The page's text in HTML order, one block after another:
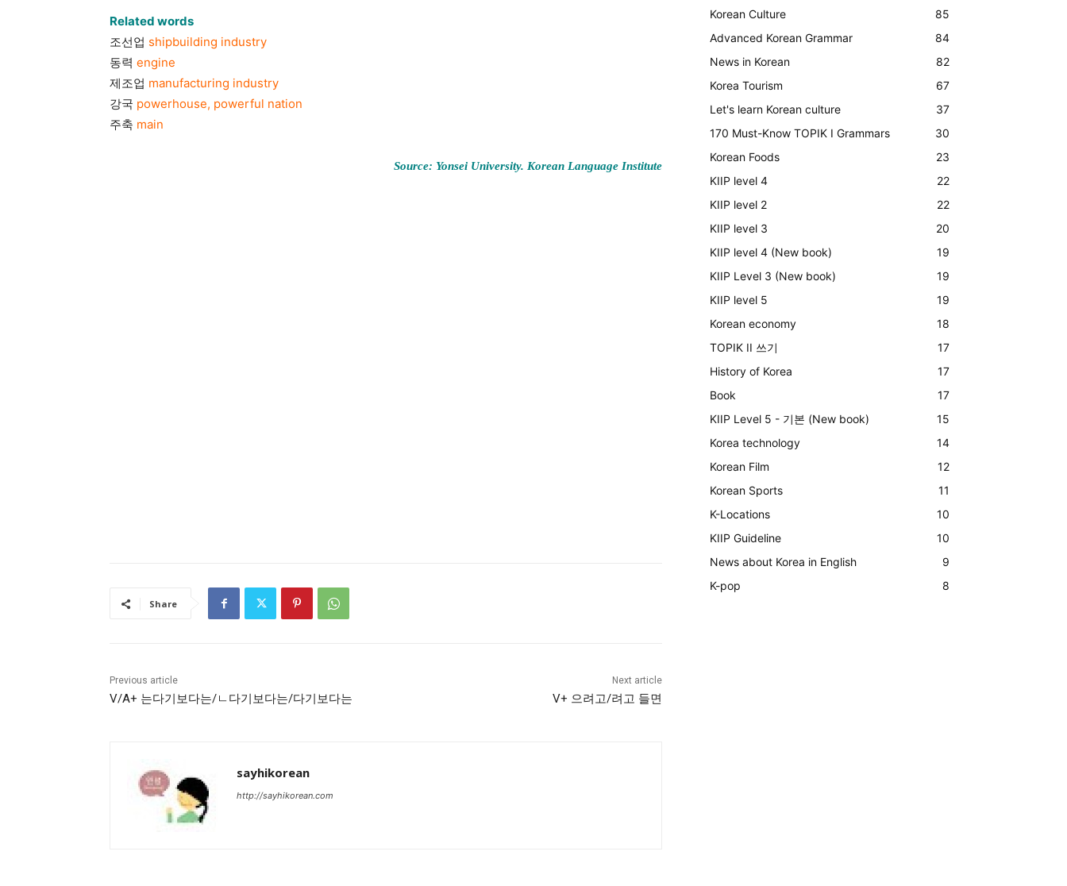
Related words
조선업 shipbuilding industry
동력 engine
제조업 manufacturing industry
강국 powerhouse, powerful nation
주축 main
Source: Yonsei University. Korean Language Institute
Share
Previous article
V/A+ 는다기보다는/ㄴ다기보다는/다기보다는
Next article
V+ 으려고/려고 들면
sayhikorean
http://sayhikorean.com
Korean Culture
85
Advanced Korean Grammar
84
News in Korean
82
Korea Tourism
67
Let's learn Korean culture
37
170 Must-Know TOPIK I Grammars
30
Korean Foods
23
KIIP level 4
22
KIIP level 2
22
KIIP level 3
20
KIIP level 4 (New book)
19
KIIP Level 3 (New book)
19
KIIP level 5
19
Korean economy
18
TOPIK II 쓰기
17
History of Korea
17
Book
17
KIIP Level 5 - 기본 (New book)
15
Korea technology
14
Korean Film
12
Korean Sports
11
K-Locations
10
KIIP Guideline
10
News about Korea in English
9
K-pop
8